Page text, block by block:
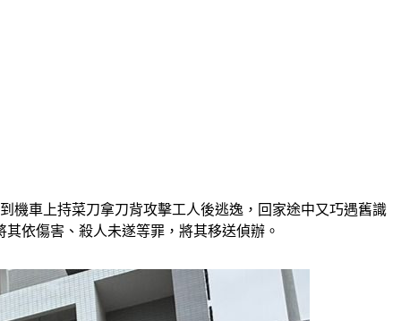
機車上持菜刀拿刀背攻擊工人後逃逸，回家途中又巧遇舊識
依傷害、殺人未遂等罪，將其移送偵辦。